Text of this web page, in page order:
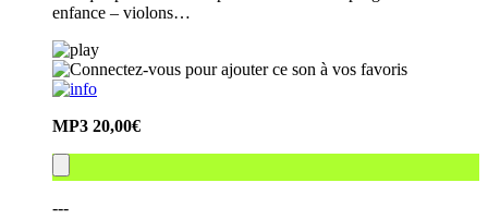
enfance – violons…
MP3 20,00€
---